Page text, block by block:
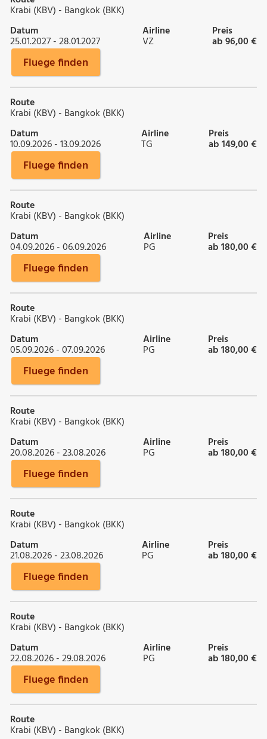
Krabi (KBV) - Bangkok (BKK)
Datum
25.01.2027 - 28.01.2027
Airline
VZ
Preis
ab 96,00 €
Fluege finden
Route
Krabi (KBV) - Bangkok (BKK)
Datum
10.09.2026 - 13.09.2026
Airline
TG
Preis
ab 149,00 €
Fluege finden
Route
Krabi (KBV) - Bangkok (BKK)
Datum
04.09.2026 - 06.09.2026
Airline
PG
Preis
ab 180,00 €
Fluege finden
Route
Krabi (KBV) - Bangkok (BKK)
Datum
05.09.2026 - 07.09.2026
Airline
PG
Preis
ab 180,00 €
Fluege finden
Route
Krabi (KBV) - Bangkok (BKK)
Datum
20.08.2026 - 23.08.2026
Airline
PG
Preis
ab 180,00 €
Fluege finden
Route
Krabi (KBV) - Bangkok (BKK)
Datum
21.08.2026 - 23.08.2026
Airline
PG
Preis
ab 180,00 €
Fluege finden
Route
Krabi (KBV) - Bangkok (BKK)
Datum
22.08.2026 - 29.08.2026
Airline
PG
Preis
ab 180,00 €
Fluege finden
Route
Krabi (KBV) - Bangkok (BKK)